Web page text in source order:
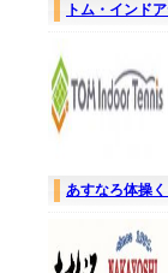
トム・インド
あすなろ体操